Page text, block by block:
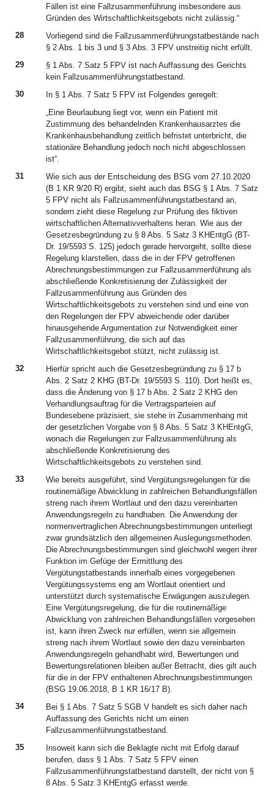
Fällen ist eine Fallzusammenführung insbesondere aus
Gründen des Wirtschaftlichkeitsgebots nicht zulässig.“
28
Vorliegend sind die Fallzusammenführungstatbestände nach
§ 2 Abs. 1 bis 3 und § 3 Abs. 3 FPV unstreitig nicht erfüllt.
29
§ 1 Abs. 7 Satz 5 FPV ist nach Auffassung des Gerichts
kein Fallzusammenführungstatbestand.
30
In § 1 Abs. 7 Satz 5 FPV ist Folgendes geregelt:
„Eine Beurlaubung liegt vor, wenn ein Patient mit
Zustimmung des behandelnden Krankenhausarztes die
Krankenhausbehandlung zeitlich befristet unterbricht, die
stationäre Behandlung jedoch noch nicht abgeschlossen
ist“.
31
Wie sich aus der Entscheidung des BSG vom 27.10.2020
(B 1 KR 9/20 R) ergibt, sieht auch das BSG § 1 Abs. 7 Satz
5 FPV nicht als Fallzusammenführungstatbestand an,
sondern zieht diese Regelung zur Prüfung des fiktiven
wirtschaftlichen Alternativverhaltens heran. Wie aus der
Gesetzesbegründung zu § 8 Abs. 5 Satz 3 KHEntgG (BT-
Dr. 19/5593 S. 125) jedoch gerade hervorgeht, sollte diese
Regelung klarstellen, dass die in der FPV getroffenen
Abrechnungsbestimmungen zur Fallzusammenführung als
abschließende Konkretisierung der Zulässigkeit der
Fallzusammenführung aus Gründen des
Wirtschaftlichkeitsgebots zu verstehen sind und eine von
den Regelungen der FPV abweichende oder darüber
hinausgehende Argumentation zur Notwendigkeit einer
Fallzusammenführung, die sich auf das
Wirtschaftlichkeitsgebot stützt, nicht zulässig ist.
32
Hierfür spricht auch die Gesetzesbegründung zu § 17 b
Abs. 2 Satz 2 KHG (BT-Dr. 19/5593 S. 110). Dort heißt es,
dass die Änderung von § 17 b Abs. 2 Satz 2 KHG den
Verhandlungsauftrag für die Vertragsparteien auf
Bundesebene präzisiert, sie stehe in Zusammenhang mit
der gesetzlichen Vorgabe von § 8 Abs. 5 Satz 3 KHEntgG,
wonach die Regelungen zur Fallzusammenführung als
abschließende Konkretisierung des
Wirtschaftlichkeitsgebots zu verstehen sind.
33
Wie bereits ausgeführt, sind Vergütungsregelungen für die
routinemäßige Abwicklung in zahlreichen Behandlungsfällen
streng nach ihrem Wortlaut und den dazu vereinbarten
Anwendungsregeln zu handhaben. Die Anwendung der
normenvertraglichen Abrechnungsbestimmungen unterliegt
zwar grundsätzlich den allgemeinen Auslegungsmethoden.
Die Abrechnungsbestimmungen sind gleichwohl wegen ihrer
Funktion im Gefüge der Ermittlung des
Vergütungstatbestands innerhalb eines vorgegebenen
Vergütungssystems eng am Wortlaut orientiert und
unterstützt durch systematische Erwägungen auszulegen.
Eine Vergütungsregelung, die für die routinemäßige
Abwicklung von zahlreichen Behandlungsfällen vorgesehen
ist, kann ihren Zweck nur erfüllen, wenn sie allgemein
streng nach ihrem Wortlaut sowie den dazu vereinbarten
Anwendungsregeln gehandhabt wird, Bewertungen und
Bewertungsrelationen bleiben außer Betracht, dies gilt auch
für die in der FPV enthaltenen Abrechnungsbestimmungen
(BSG 19.06.2018, B 1 KR 16/17 B).
34
Bei § 1 Abs. 7 Satz 5 SGB V handelt es sich daher nach
Auffassung des Gerichts nicht um einen
Fallzusammenführungstatbestand.
35
Insoweit kann sich die Beklagte nicht mit Erfolg darauf
berufen, dass § 1 Abs. 7 Satz 5 FPV einen
Fallzusammenführungstatbestand darstellt, der nicht von §
8 Abs. 5 Satz 3 KHEntgG erfasst werde.